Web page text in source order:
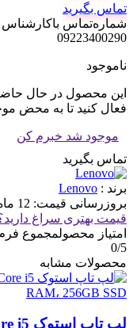
تماس بگیرید
شماره‌تماس‌ با‌کارشناس
09223400290
ناموجود
این محصول در حال حاضر
فعال کنید تا به محض
موجود شد خبرم کن
تماس بگیرید
برند : Lenovo
بروزرسانی قیمت: 12 ماه پیش
قیمت بهتری سراغ
امتیاز محصولمجموع
0/5
محصولات مشابه